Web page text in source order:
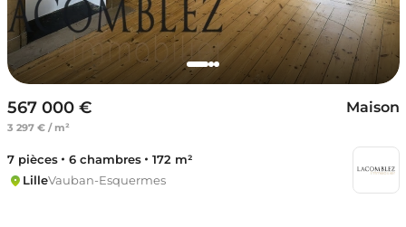
567 000 €
3 297 € / m²
Maison
7 pièces 6 chambres
172 m²
LilleVauban-Esquermes